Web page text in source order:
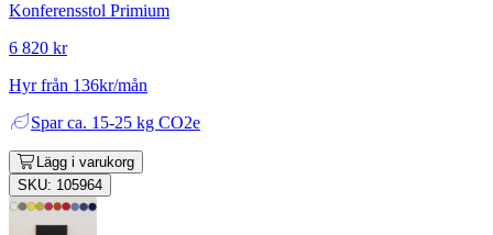
Konferensstol Primium
6 820 kr
Hyr från 136kr/mån
Spar ca. 15-25 kg CO2e
Lägg i varukorg
SKU: 105964